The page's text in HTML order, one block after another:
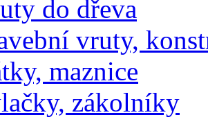
do dřeva
vruty,
maznice
zákolníky